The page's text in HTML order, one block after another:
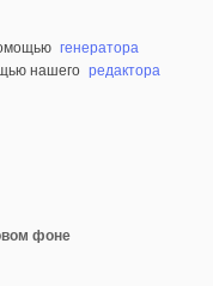
генератора
нашего редактора
фоне